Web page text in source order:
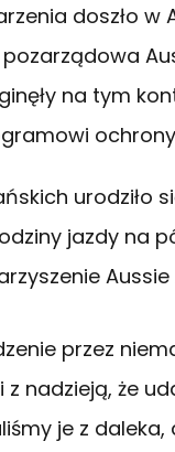
doszło w
na tym
urodziło
jazdy na
przez
nadzieją, że
je z daleka,